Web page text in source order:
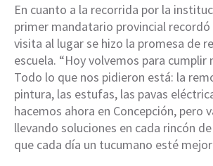
En cuanto a la recorrida por la
primer mandatario provincial
visita al lugar se hizo la promesa de
escuela. “Hoy volvemos para cumplir
Todo lo que nos pidieron está: la
pintura, las estufas, las pavas
hacemos ahora en Concepción, pero
llevando soluciones en cada rincón
que cada día un tucumano esté